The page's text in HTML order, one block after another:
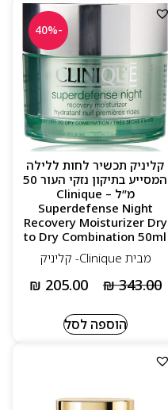
-40%
קליניק תכשיר לחות ללילה
המסייע בתיקון נזקי העור 50
מ”ל – Clinique
Superdefense Night
Recovery Moisturizer Dry
to Dry Combination 50ml
מבית Clinique- קליניק
₪343.00
₪ 205.00
הוספה לסל